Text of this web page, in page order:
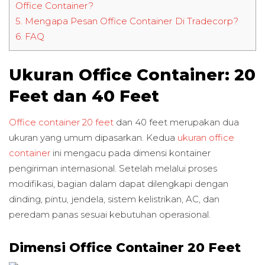
Office Container?
5. Mengapa Pesan Office Container Di Tradecorp?
6. FAQ
Ukuran Office Container: 20
Feet dan 40 Feet
Office container 20 feet dan 40 feet merupakan dua
ukuran yang umum dipasarkan. Kedua ukuran office
container ini mengacu pada dimensi kontainer
pengiriman internasional. Setelah melalui proses
modifikasi, bagian dalam dapat dilengkapi dengan
dinding, pintu, jendela, sistem kelistrikan, AC, dan
peredam panas sesuai kebutuhan operasional.
Dimensi Office Container 20 Feet